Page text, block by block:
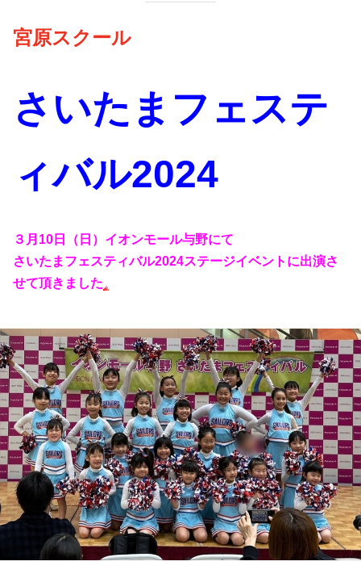
宮原スクール
さいたまフェステ
ィバル2024
３月10日（日）イオンモール与野にて
さいたまフェスティバル2024ステージイベントに出演さ
せて頂きました